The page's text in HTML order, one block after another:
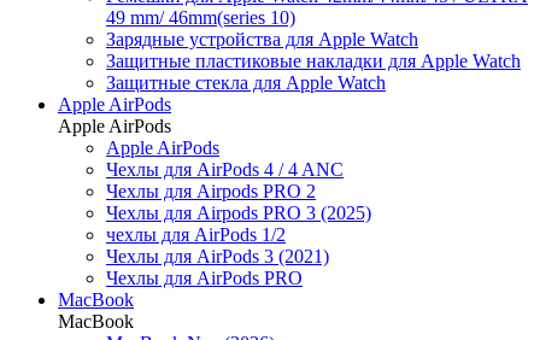
49 mm/ 46mm(series 10)
Зарядные устройства для Apple Watch
Защитные пластиковые накладки для Apple Watch
Защитные стекла для Apple Watch
Apple AirPods
Apple AirPods
Apple AirPods
Чехлы для AirPods 4 / 4 ANC
Чехлы для Airpods PRO 2
Чехлы для Airpods PRO 3 (2025)
чехлы для AirPods 1/2
Чехлы для AirPods 3 (2021)
Чехлы для AirPods PRO
MacBook
MacBook